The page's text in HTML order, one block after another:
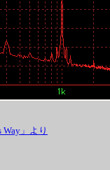
」より